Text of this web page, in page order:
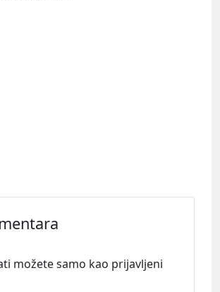
možete samo kao prijavljeni